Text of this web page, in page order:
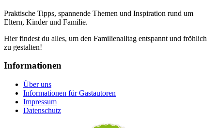
Praktische Tipps, spannende Themen und Inspiration rund um
Eltern, Kinder und Familie.
Hier findest du alles, um den Familienalltag entspannt und fröhlich
zu gestalten!
Informationen
Über uns
Informationen für Gastautoren
Impressum
Datenschutz